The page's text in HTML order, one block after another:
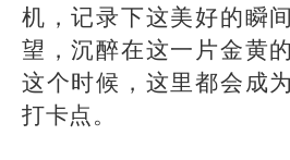
机，记录下这美好的瞬
望，沉醉在这一片金黄
这个时候，这里都会成
打卡点。